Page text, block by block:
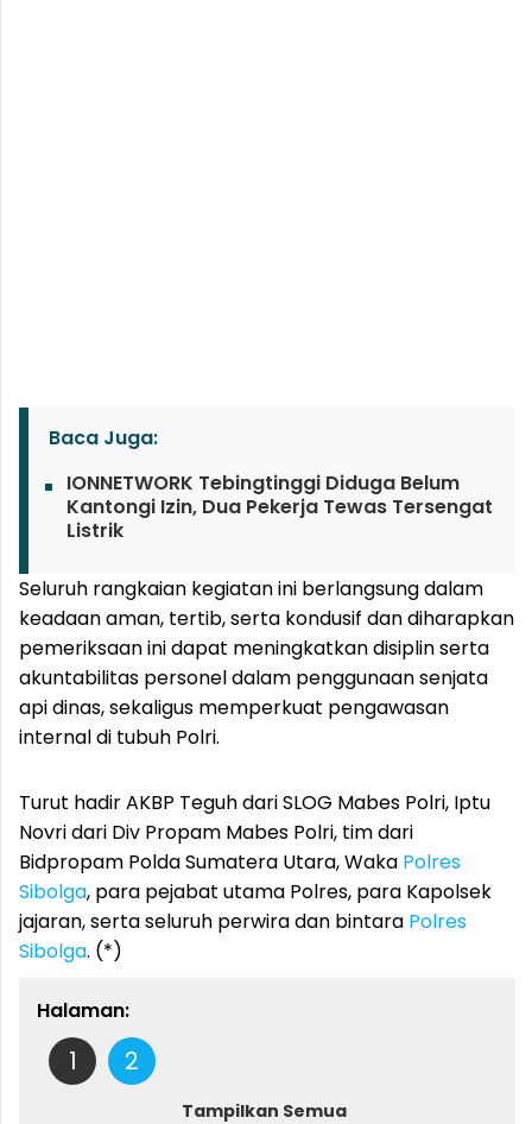
Baca Juga:
IONNETWORK Tebingtinggi Diduga Belum
Kantongi Izin, Dua Pekerja Tewas Tersengat
Listrik
Seluruh rangkaian kegiatan ini berlangsung dalam
keadaan aman, tertib, serta kondusif dan diharapkan
pemeriksaan ini dapat meningkatkan disiplin serta
akuntabilitas personel dalam penggunaan senjata
api dinas, sekaligus memperkuat pengawasan
internal di tubuh Polri.
Turut hadir AKBP Teguh dari SLOG Mabes Polri, Iptu
Novri dari Div Propam Mabes Polri, tim dari
Bidpropam Polda Sumatera Utara, Waka Polres
Sibolga, para pejabat utama Polres, para Kapolsek
jajaran, serta seluruh perwira dan bintara Polres
Sibolga. (*)
Halaman:
1 2
Tampilkan Semua